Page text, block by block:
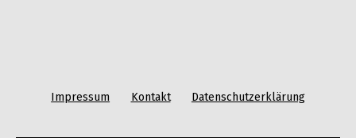
Impressum Kontakt Datenschutzerklärung